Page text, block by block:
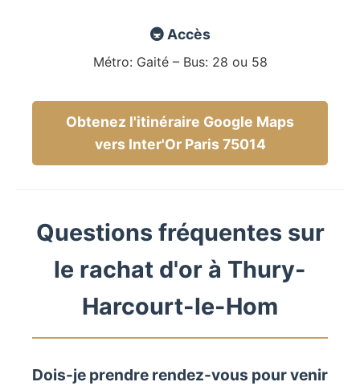
🚇 Accès
Métro: Gaité – Bus: 28 ou 58
Obtenez l'itinéraire Google Maps
vers Inter'Or Paris 75014
Questions fréquentes sur
le rachat d'or à Thury-
Harcourt-le-Hom
Dois-je prendre rendez-vous pour venir